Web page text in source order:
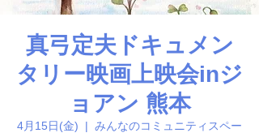
真弓定夫ドキュメン
タリー映画上映会inジ
ョアン 熊本
4月15日(金)
  |
みんなのコミュニティスペー